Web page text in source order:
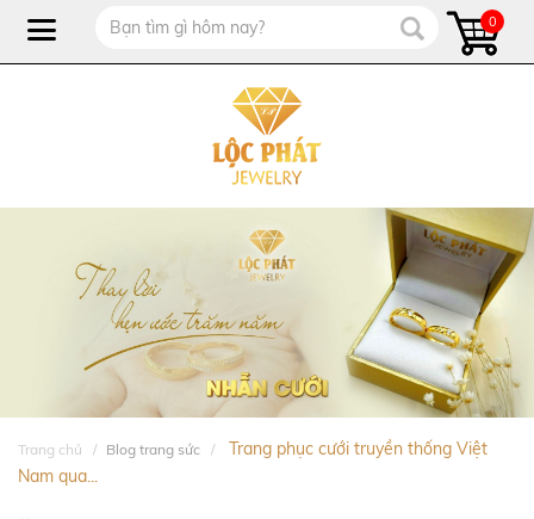
0
Trang chủ Blog trang sức
Trang phục cưới truyền thống Việt
Nam qua...